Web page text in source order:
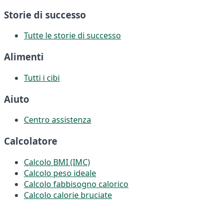
Storie di successo
Tutte le storie di successo
Alimenti
Tutti i cibi
Aiuto
Centro assistenza
Calcolatore
Calcolo BMI (IMC)
Calcolo peso ideale
Calcolo fabbisogno calorico
Calcolo calorie bruciate